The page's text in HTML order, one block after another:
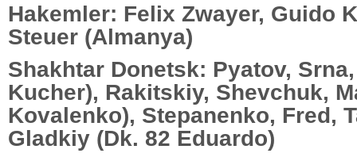
Hakemler: Felix Zwayer, Guido
Steuer (Almanya)
Shakhtar Donetsk: Pyatov,
Kucher), Rakitskiy, Shevchuk,
Kovalenko), Stepanenko, Fred,
Gladkiy (Dk. 82 Eduardo)